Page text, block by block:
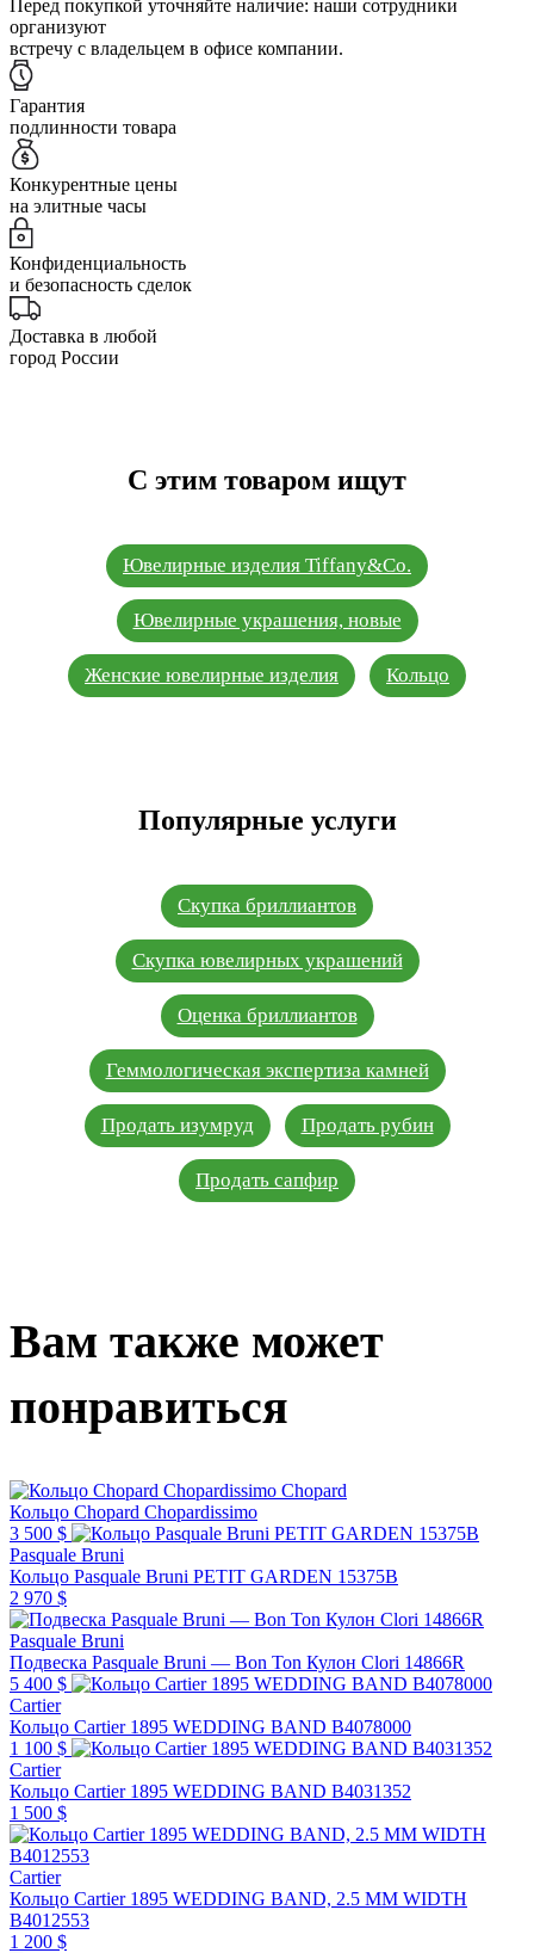
Перед покупкой уточняйте наличие: наши сотрудники
организуют
встречу с владельцем в офисе компании.
Гарантия
подлинности товара
Конкурентные цены
на элитные часы
Конфиденциальность
и безопасность сделок
Доставка в любой
город России
С этим товаром ищут
Ювелирные изделия Tiffany&Co.
Ювелирные украшения, новые
Женские ювелирные изделия Кольцо
Популярные услуги
Скупка бриллиантов
Скупка ювелирных украшений
Оценка бриллиантов
Геммологическая экспертиза камней
Продать изумруд Продать рубин
Продать сапфир
Вам также может
понравиться
Chopard
Кольцо Chopard Chopardissimo
3 500 $
Pasquale Bruni
Кольцо Pasquale Bruni PETIT GARDEN 15375B
2 970 $
Pasquale Bruni
Подвеска Pasquale Bruni — Bon Ton Кулон Clori 14866R
5 400 $
Cartier
Кольцо Cartier 1895 WEDDING BAND B4078000
1 100 $
Cartier
Кольцо Cartier 1895 WEDDING BAND B4031352
1 500 $
Cartier
Кольцо Cartier 1895 WEDDING BAND, 2.5 MM WIDTH
B4012553
1 200 $